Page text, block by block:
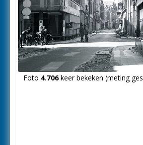
Foto 4.706keer bekeken (meting